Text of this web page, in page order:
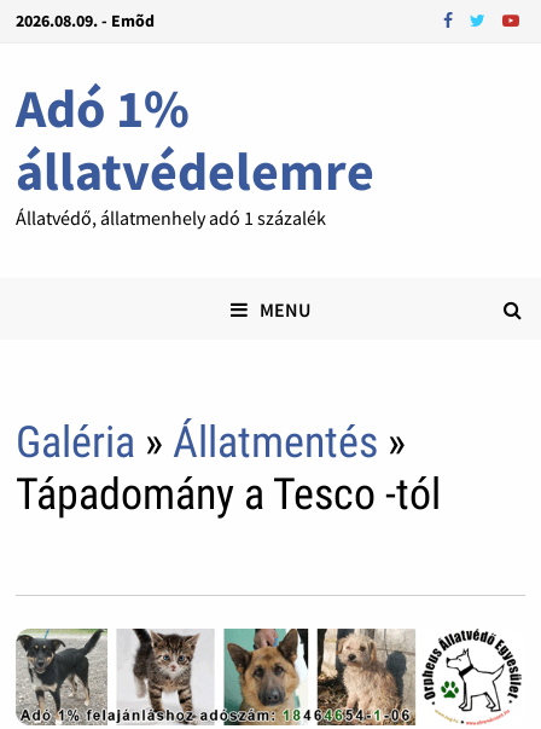
2026.08.09. - Emõd
Adó 1%
állatvédelemre
Állatvédő, állatmenhely adó 1 százalék
MENU
Galéria » Állatmentés »
Tápadomány a Tesco -tól